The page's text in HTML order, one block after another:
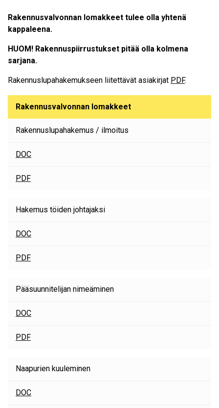
Rakennusvalvonnan lomakkeet tulee olla yhtenä
kappaleena.
HUOM! Rakennuspiirrustukset pitää olla kolmena
sarjana.
Rakennuslupahakemukseen liitettävät asiakirjat PDF.
Rakennusvalvonnan lomakkeet
Rakennuslupahakemus / ilmoitus
DOC
PDF
Hakemus töiden johtajaksi
DOC
PDF
Pääsuunnitelijan nimeäminen
DOC
PDF
Naapurien kuuleminen
DOC